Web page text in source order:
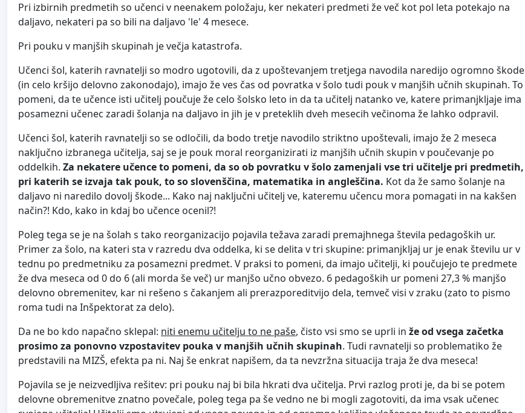
Pri izbirnih predmetih so učenci v neenakem položaju, ker nekateri predmeti že več kot pol leta potekajo na
daljavo, nekateri pa so bili na daljavo 'le' 4 mesece.
Pri pouku v manjših skupinah je večja katastrofa.
Učenci šol, katerih ravnatelji so modro ugotovili, da z upoštevanjem tretjega navodila naredijo ogromno škode
(in celo kršijo delovno zakonodajo), imajo že ves čas od povratka v šolo tudi pouk v manjših učnih skupinah. To
pomeni, da te učence isti učitelj poučuje že celo šolsko leto in da ta učitelj natanko ve, katere primanjkljaje ima
posamezni učenec zaradi šolanja na daljavo in jih je v preteklih dveh mesecih večinoma že lahko odpravil.
Učenci šol, katerih ravnatelji so se odločili, da bodo tretje navodilo striktno upoštevali, imajo že 2 meseca
naključno izbranega učitelja, saj se je pouk moral reorganizirati iz manjših učnih skupin v poučevanje po
oddelkih. Za nekatere učence to pomeni, da so ob povratku v šolo zamenjali vse tri učitelje pri predmetih,
pri katerih se izvaja tak pouk, to so slovenščina, matematika in angleščina. Kot da že samo šolanje na
daljavo ni naredilo dovolj škode... Kako naj naključni učitelj ve, kateremu učencu mora pomagati in na kakšen
način?! Kdo, kako in kdaj bo učence ocenil?!
Poleg tega se je na šolah s tako reorganizacijo pojavila težava zaradi premajhnega števila pedagoških ur.
Primer za šolo, na kateri sta v razredu dva oddelka, ki se delita v tri skupine: primanjkljaj ur je enak številu ur v
tednu po predmetniku za posamezni predmet. V praksi to pomeni, da imajo učitelji, ki poučujejo te predmete
že dva meseca od 0 do 6 (ali morda še več) ur manjšo učno obvezo. 6 pedagoških ur pomeni 27,3 % manjšo
delovno obremenitev, kar ni rešeno s čakanjem ali prerazporeditvijo dela, temveč visi v zraku (zato to pismo
roma tudi na Inšpektorat za delo).
Da ne bo kdo napačno sklepal: niti enemu učitelju to ne paše, čisto vsi smo se uprli in že od vsega začetka
prosimo za ponovno vzpostavitev pouka v manjših učnih skupinah. Tudi ravnatelji so problematiko že
predstavili na MIZŠ, efekta pa ni. Naj še enkrat napišem, da ta nevzržna situacija traja že dva meseca!
Pojavila se je neizvedljiva rešitev: pri pouku naj bi bila hkrati dva učitelja. Prvi razlog proti je, da bi se potem
delovne obremenitve znatno povečale, poleg tega pa še vedno ne bi mogli zagotoviti, da ima vsak učenec